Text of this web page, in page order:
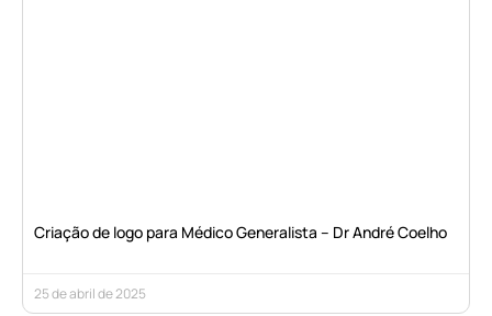
Criação de logo para Médico Generalista – Dr André Coelho
25 de abril de 2025